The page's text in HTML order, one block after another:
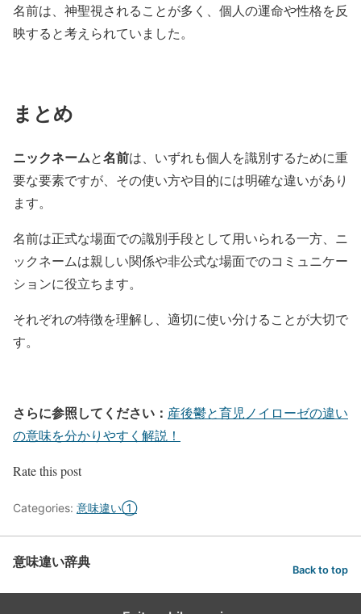
名前は、神聖視されることが多く、個人の運命や性格を反
映すると考えられていました。
まとめ
ニックネームと名前は、いずれも個人を識別するために重
要な要素ですが、その使い方や目的には明確な違いがあり
ます。
名前は正式な場面での識別手段として用いられる一方、ニ
ックネームは親しい関係や非公式な場面でのコミュニケー
ションに役立ちます。
それぞれの特徴を理解し、適切に使い分けることが大切で
す。
さらに参照してください： 産後鬱と育児ノイローゼの違い
の意味を分かりやすく解説！
Rate this post
Categories: 意味違い①
意味違い辞典 Back to top